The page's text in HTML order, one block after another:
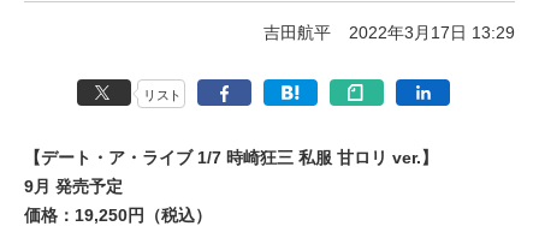
吉田航平 2022年3月17日 13:29
リスト
【デート・ア・ライブ 1/7 時崎狂三 私服 甘ロリ ver.】
9月 発売予定
価格：19,250円（税込）